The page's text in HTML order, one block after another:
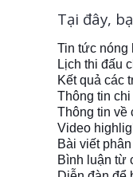
Tại đây,
Tin tức nóng
Lịch thi đấu
Kết quả các
Thông tin
Thông tin về
Video
Bài viết
Bình luận từ